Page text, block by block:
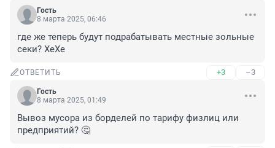
Гость
8 марта 2025, 06:46
где же теперь будут подрабатывать местные зольные
секи? ХеХе
ОТВЕТИТЬ +3 –3
Гость
8 марта 2025, 01:49
Вывоз мусора из борделей по тарифу физлиц или
предприятий? 🤔